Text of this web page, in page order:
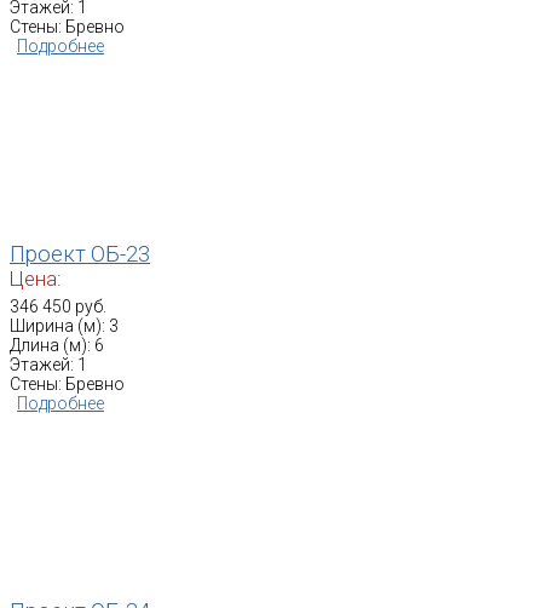
Этажей: 1
Стены: Бревно
Подробнее
Проект ОБ-23
Цена:
346 450 руб.
Ширина (м): 3
Длина (м): 6
Этажей: 1
Стены: Бревно
Подробнее